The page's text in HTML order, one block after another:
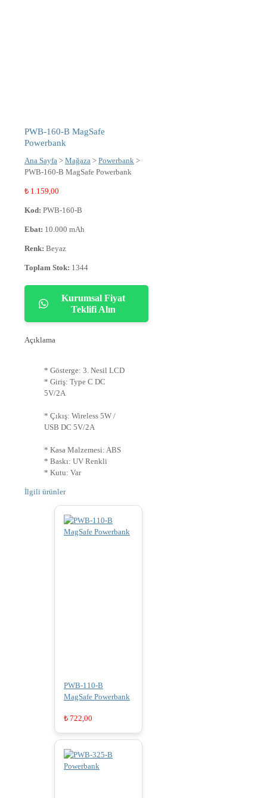
PWB-160-B MagSafe
Powerbank
Ana Sayfa > Mağaza > Powerbank >
PWB-160-B MagSafe Powerbank
₺ 1.159,00
Kod: PWB-160-B
Ebat: 10.000 mAh
Renk: Beyaz
Toplam Stok: 1344
Kurumsal Fiyat
Teklifi Alın
Açıklama
* Gösterge: 3. Nesil LCD
* Giriş: Type C DC
5V/2A
* Çıkış: Wireless 5W /
USB DC 5V/2A
* Kasa Malzemesi: ABS
* Baskı: UV Renkli
* Kutu: Var
İlgili ürünler
PWB-110-B
MagSafe Powerbank
₺ 722,00